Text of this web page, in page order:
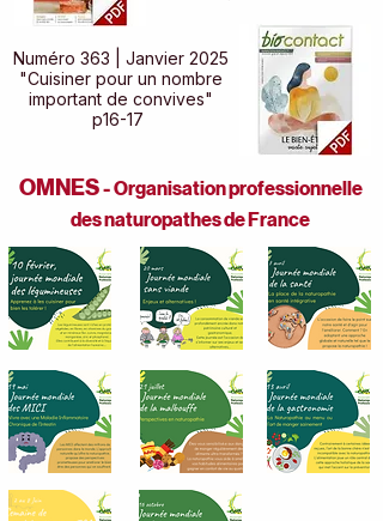
Numéro 363 | Janvier 2025
"Cuisiner pour un nombre
important de convives"
p16-17
OMNES -Organisation professionnelle
des naturopathes de France